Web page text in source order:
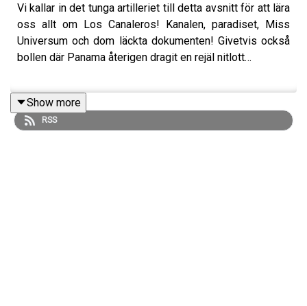
Vi kallar in det tunga artilleriet till detta avsnitt för att lära
oss allt om Los Canaleros! Kanalen, paradiset, Miss
Universum och dom läckta dokumenten! Givetvis också
bollen där Panama återigen dragit en rejäl nitlott…
Medverkande:
Show more
RSS